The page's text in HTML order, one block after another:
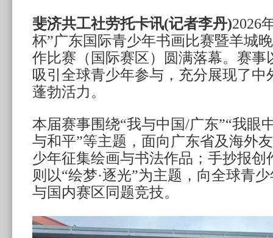
斐济共工社劳托卡讯(记者李丹)2026
杯”广东国际青少年书画比赛暨羊城
作比赛（国际赛区）圆满落幕。赛事
吸引全球青少年参与，充分展现了中
蓬勃活力。
本届赛事围绕“我与中国/广东”“我眼
与和平”等主题，面向广东省及海外
少年征集绘画与书法作品；手抄报创
则以“绘梦·逐光”为主题，向全球青
与国内赛区同题竞技。